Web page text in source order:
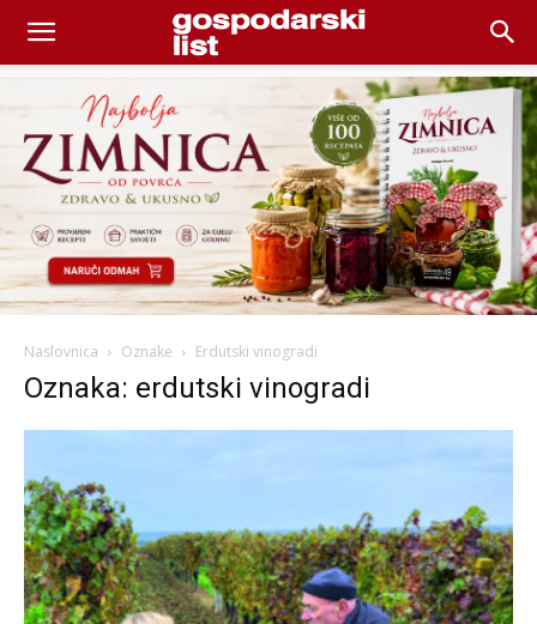
Naslovnica Oznake Erdutski vinogradi
Oznaka: erdutski vinogradi